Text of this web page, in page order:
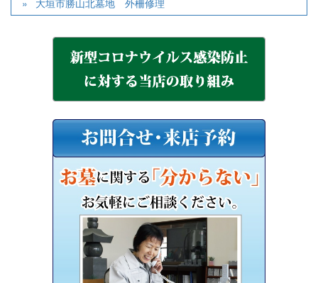
大垣市勝山北墓地 外柵修理